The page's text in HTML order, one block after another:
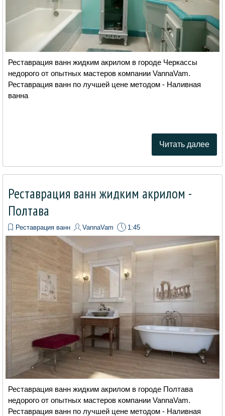
Реставрация ванн жидким акрилом в городе Черкассы
недорого от опытных мастеров компании VannaVam.
Реставрация ванн по лучшей цене методом - Наливная
ванна
Читать далее
Реставрация ванн жидким акрилом -
Полтава
Реставрация ванн VannaVam 1:45
Реставрация ванн жидким акрилом в городе Полтава
недорого от опытных мастеров компании VannaVam.
Реставрация ванн по лучшей цене методом - Наливная